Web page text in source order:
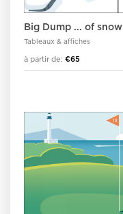
Big Dump ... of snow
Tableaux & affiches
à partir de: €65